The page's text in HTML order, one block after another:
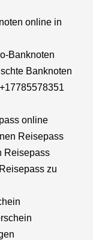
online in
Banknoten
Banknoten
online
Reisepass
Reisepass
zu